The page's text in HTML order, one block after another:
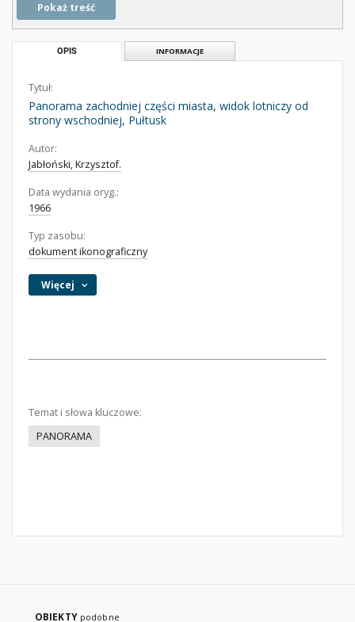
Pokaż treść
OPIS INFORMACJE
Tytuł:
Panorama zachodniej części miasta, widok lotniczy od
strony wschodniej, Pułtusk
Autor:
Jabłoński, Krzysztof.
Data wydania oryg.:
1966
Typ zasobu:
dokument ikonograficzny
Więcej
Temat i słowa kluczowe:
PANORAMA
OBIEKTY podobne